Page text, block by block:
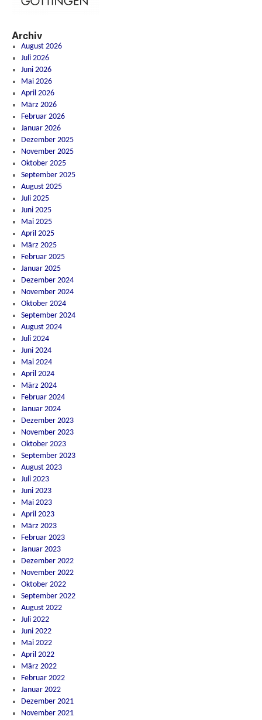
Archiv
August 2026
Juli 2026
Juni 2026
Mai 2026
April 2026
März 2026
Februar 2026
Januar 2026
Dezember 2025
November 2025
Oktober 2025
September 2025
August 2025
Juli 2025
Juni 2025
Mai 2025
April 2025
März 2025
Februar 2025
Januar 2025
Dezember 2024
November 2024
Oktober 2024
September 2024
August 2024
Juli 2024
Juni 2024
Mai 2024
April 2024
März 2024
Februar 2024
Januar 2024
Dezember 2023
November 2023
Oktober 2023
September 2023
August 2023
Juli 2023
Juni 2023
Mai 2023
April 2023
März 2023
Februar 2023
Januar 2023
Dezember 2022
November 2022
Oktober 2022
September 2022
August 2022
Juli 2022
Juni 2022
Mai 2022
April 2022
März 2022
Februar 2022
Januar 2022
Dezember 2021
November 2021